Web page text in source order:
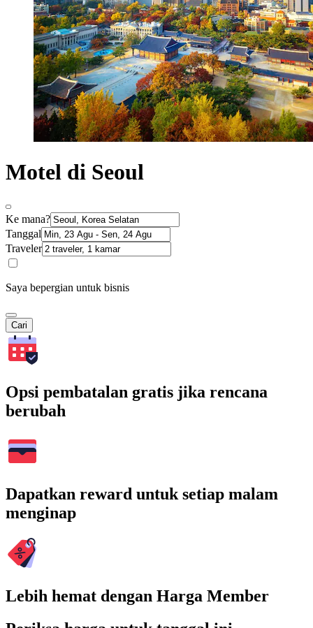
Motel di Seoul
Ke mana?
Tanggal
Traveler
Saya bepergian untuk bisnis
Cari
Opsi pembatalan gratis jika rencana
berubah
Dapatkan reward untuk setiap malam
menginap
Lebih hemat dengan Harga Member